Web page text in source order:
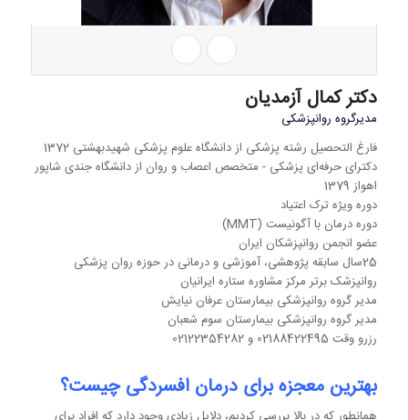
دکتر کمال آزمدیان
مدیرگروه روانپزشکی
فارغ التحصیل رشته پزشکی از دانشگاه علوم پزشکی شهیدبهشتی 1372
دکترای حرفه‌ای پزشکی - متخصص اعصاب و روان از دانشگاه جندی شاپور
اهواز 1379
دوره ویژه ترک اعتیاد
دوره درمان با آگونیست (MMT)
عضو انجمن روانپزشکان ایران
25سال سابقه پژوهشی، آموزشی و درمانی در حوزه روان پزشکی
روانپزشک برتر مرکز مشاوره ستاره ایرانیان
مدیر گروه روانپزشکی بیمارستان عرفان نیایش
مدیر گروه روانپزشکی بیمارستان سوم شعبان
رزرو وقت 02188422495 و 02122354282
بهترین معجزه برای درمان افسردگی چیست؟